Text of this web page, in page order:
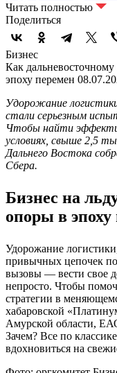
Читать полностью
Поделиться
Бизнес
Как дальневосточному
эпоху перемен
Удорожание
стали серьезным
Чтобы найти
условиях, свыше 2,5
Дальнего Востока
Сбера.
Бизнес на
опоры в эпоху
Удорожание
привычных цепочек
вызовы — вести свое
непросто. Чтобы
стратегии в
хабаровской
Амурской области,
Зачем? Все по
вдохновиться на